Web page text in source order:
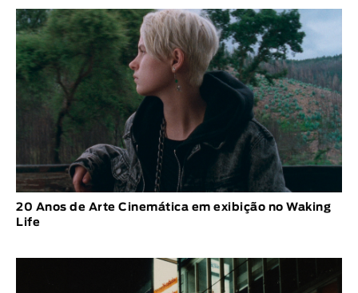
20 Anos de Arte Cinemática em exibição no Waking
Life